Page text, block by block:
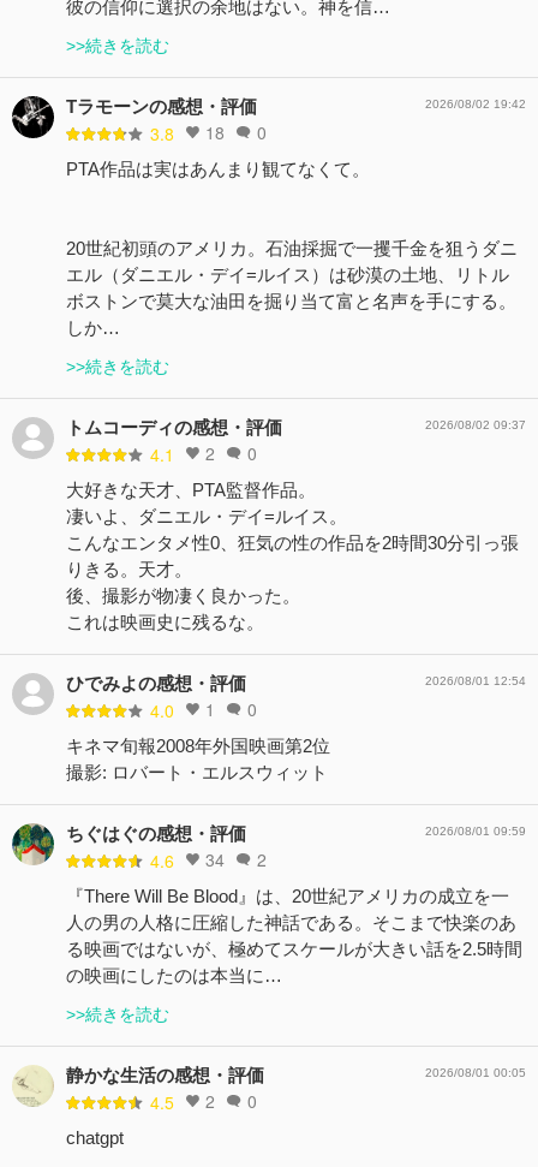
彼の信仰に選択の余地はない。神を信…
>>続きを読む
Tラモーンの感想・評価
3.8 18 0
2026/08/02 19:42
PTA作品は実はあんまり観てなくて。
20世紀初頭のアメリカ。石油採掘で一攫千金を狙うダニ
エル（ダニエル・デイ=ルイス）は砂漠の土地、リトル
ボストンで莫大な油田を掘り当て富と名声を手にする。
しか…
>>続きを読む
トムコーディの感想・評価
4.1 2 0
2026/08/02 09:37
大好きな天才、PTA監督作品。
凄いよ、ダニエル・デイ=ルイス。
こんなエンタメ性0、狂気の性の作品を2時間30分引っ張
りきる。天才。
後、撮影が物凄く良かった。
これは映画史に残るな。
ひでみよの感想・評価
4.0 1 0
2026/08/01 12:54
キネマ旬報2008年外国映画第2位
撮影: ロバート・エルスウィット
ちぐはぐの感想・評価
4.6 34 2
2026/08/01 09:59
『There Will Be Blood』は、20世紀アメリカの成立を一
人の男の人格に圧縮した神話である。そこまで快楽のあ
る映画ではないが、極めてスケールが大きい話を2.5時間
の映画にしたのは本当に…
>>続きを読む
静かな生活の感想・評価
4.5 2 0
2026/08/01 00:05
chatgpt